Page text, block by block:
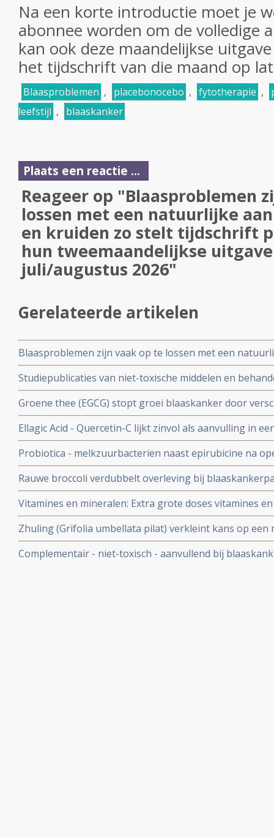
Na een korte introductie moet je
abonnee worden om de volledige
kan ook deze maandelijkse
het tijdschrift van die maand op
Blaasproblemen , placebonocebo , fytotherapie ,
leefstijl , blaaskanker
Plaats een reactie ...
Reageer op "Blaasproblemen
lossen met een natuurlijke
en kruiden zo stelt tijdschrift
hun tweemaandelijkse
juli/augustus 2026"
Gerelateerde artikelen
Blaasproblemen zijn vaak op te lossen met een
kruiden zo stelt tijdschrift placebonocebo in hun
juli/augustus 2026
Studiepublicaties van niet-toxische middelen en
arts-bioloog drs. Engelbert Valstar, gerelateerd aan
Groene thee (EGCG) stopt groei blaaskanker door
waaronder stimulering van apoptose. Bevestigt
blaaskankerstudies copy 1
Ellagic Acid - Quercetin-C lijkt zinvol als aanvulling in
Probiotica - melkzuurbacterien naast epirubicine na
significant langere ziektevrije tijd dan met epirubicine
gerandomiseerde studie met ruim 200
Rauwe broccoli verdubbelt overleving bij
1
Vitamines en mineralen: Extra grote doses vitamines
Calmette-Guerin voorkomt hoog significant een
procent minder recidieven na 5 jaar..
Zhuling (Grifolia umbellata pilat) verkleint kans op een
groot als BCG, zo niet beter aldus twee
Complementair - niet-toxisch - aanvullend bij